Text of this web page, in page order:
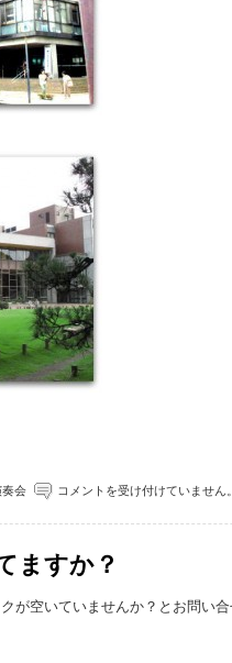
奏会 コメントを受け付けていません
ますか？
が空いていませんか？とお問い